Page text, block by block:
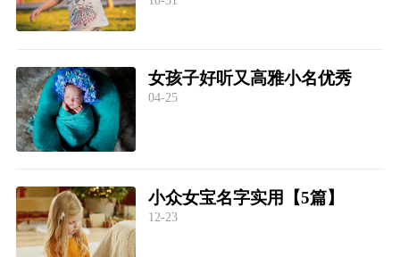
女孩子好听又高雅小名优秀
04-25
小众女宝名字实用【5篇】
12-23